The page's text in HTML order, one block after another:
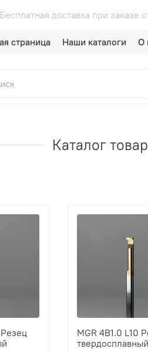
Бесплатная
страница Наши каталоги О
Каталог
MGR 4B1.0 L10
твердосплавный